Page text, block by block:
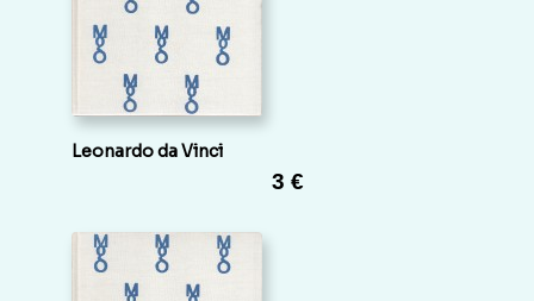
Leonardo da Vinci
3 €